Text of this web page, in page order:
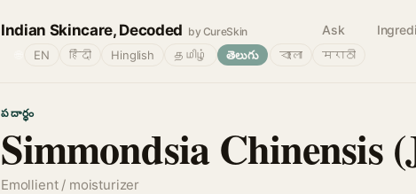
Indian Skincare, Decoded by CureSkin Ask
EN हिंदी Hinglish தமிழ் తెలుగు বাংলা मराठी
పదార్థం
Simmondsia Chinensis
Emollient / moisturizer